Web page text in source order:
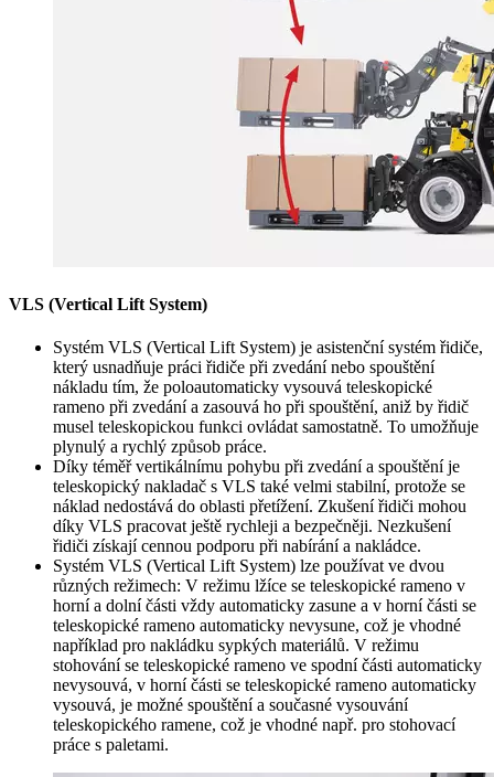
VLS (Vertical Lift System)
Systém VLS (Vertical Lift System) je asistenční systém řidiče,
který usnadňuje práci řidiče při zvedání nebo spouštění
nákladu tím, že poloautomaticky vysouvá teleskopické
rameno při zvedání a zasouvá ho při spouštění, aniž by řidič
musel teleskopickou funkci ovládat samostatně. To umožňuje
plynulý a rychlý způsob práce.
Díky téměř vertikálnímu pohybu při zvedání a spouštění je
teleskopický nakladač s VLS také velmi stabilní, protože se
náklad nedostává do oblasti přetížení. Zkušení řidiči mohou
díky VLS pracovat ještě rychleji a bezpečněji. Nezkušení
řidiči získají cennou podporu při nabírání a nakládce.
Systém VLS (Vertical Lift System) lze používat ve dvou
různých režimech: V režimu lžíce se teleskopické rameno v
horní a dolní části vždy automaticky zasune a v horní části se
teleskopické rameno automaticky nevysune, což je vhodné
například pro nakládku sypkých materiálů. V režimu
stohování se teleskopické rameno ve spodní části automaticky
nevysouvá, v horní části se teleskopické rameno automaticky
vysouvá, je možné spouštění a současné vysouvání
teleskopického ramene, což je vhodné např. pro stohovací
práce s paletami.